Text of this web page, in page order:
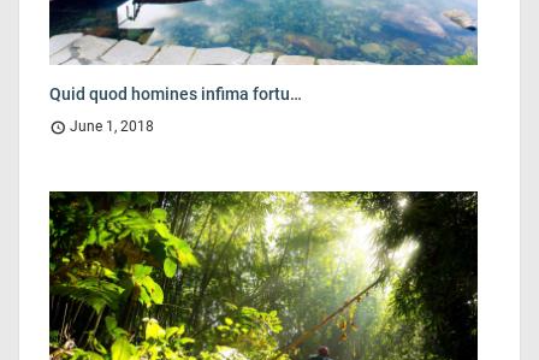
Quid quod homines infima fortu…
June 1, 2018